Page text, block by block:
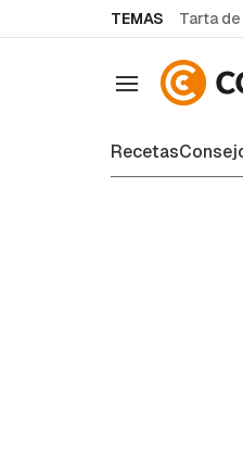
TEMAS Tarta
Navegación
Recetas